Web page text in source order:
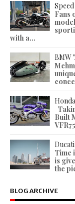
Fans
with a...
BMW
Built
Time
is
the
BLOG ARCHIVE